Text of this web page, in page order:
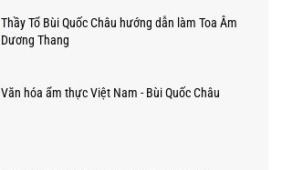
Thầy Tổ Bùi Quốc Châu hướng dẫn làm Toa Âm
Dương Thang
Văn hóa ẩm thực Việt Nam - Bùi Quốc Châu